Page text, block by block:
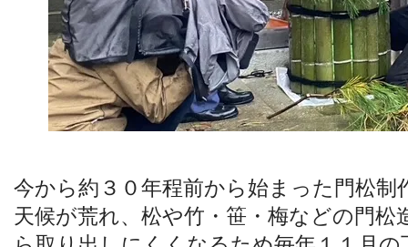
今から約３０年程前から始まった門松
天候が荒れ、松や竹・笹・梅などの門松